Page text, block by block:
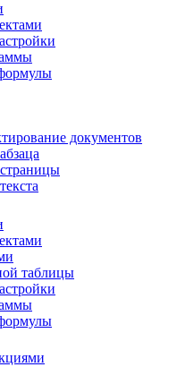
документов
таблицы